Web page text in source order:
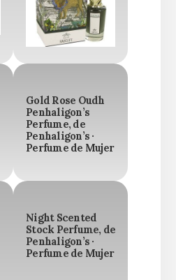
Gold Rose Oudh
Penhaligon’s
Perfume, de
Penhaligon’s ·
Perfume de Mujer
Night Scented
Stock Perfume, de
Penhaligon’s ·
Perfume de Mujer